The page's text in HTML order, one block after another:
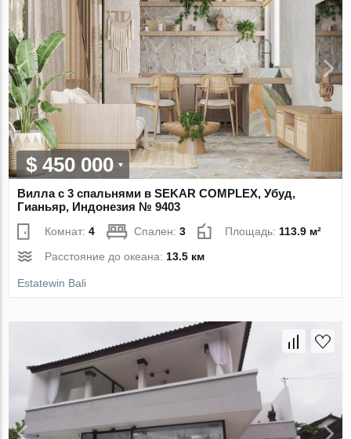
$ 450 000
Вилла с 3 спальнями в SEKAR COMPLEX, Убуд,
Гианьяр, Индонезия № 9403
Комнат:4 Спален:3 Площадь: 113.9 м²
Расстояние до океана: 13.5 км
Estatewin Bali